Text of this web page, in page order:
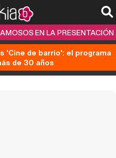
EN LA
'Cine de barrio': el programa
de 30 años